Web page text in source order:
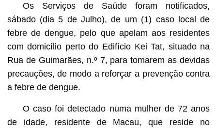
Os Serviços de Saúde foram notificados,
sábado (dia 5 de Julho), de um (1) caso local de
febre de dengue, pelo que apelam aos residentes
com domicílio perto do Edifício Kei Tat, situado na
Rua de Guimarães, n.º 7, para tomarem as devidas
precauções, de modo a reforçar a prevenção contra
a febre de dengue.
O caso foi detectado numa mulher de 72 anos
de idade, residente de Macau, que reside no